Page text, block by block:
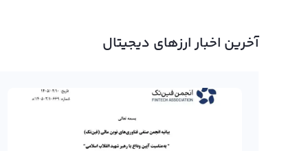
آخرین اخبار ارزهای دیجیتال